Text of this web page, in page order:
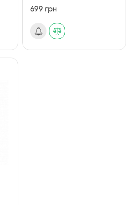
699 грн